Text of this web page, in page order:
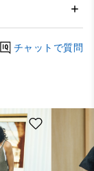
チャットで質問